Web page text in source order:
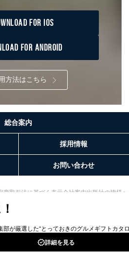
供について
情報を適切に管理し､あらかじめ
なく第三者に提供することはあり
合は除きます。
財産の保護のために必要がある
は児童の健全な育成の推進のため
合であって、本人の同意を得るこ
公共団体またはその委託を受け
事務を遂行することに対して協力
行に支障を及ぼすおそれがあると
の業務に必要な範囲で委託・提
開示することがあります。
具体的には以下のような企業です
せん。
ーサポート支援会社 、クレジッ
FOR IOS
FOR ANDROID
方法はこちら
総合案内
採用情報
お問い合わせ
商取引法に基づく表示会社案内出版社の皆様へ